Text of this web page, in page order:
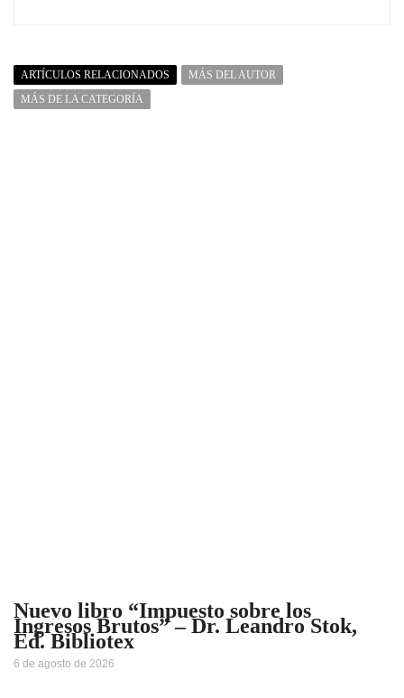
ARTÍCULOS RELACIONADOS
MÁS DEL AUTOR
MÁS DE LA CATEGORÍA
Nuevo libro “Impuesto sobre los
Ingresos Brutos” – Dr. Leandro Stok,
Ed. Bibliotex
6 de agosto de 2026